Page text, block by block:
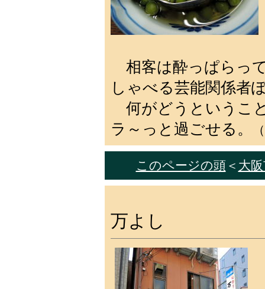
相客は酔っぱらっ
しゃべる芸能関係者
何がどうというこ
ラ～っと過ごせる。
このページの頭＜ 大
万よし